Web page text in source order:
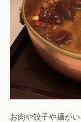
お肉や餃子や麺がい